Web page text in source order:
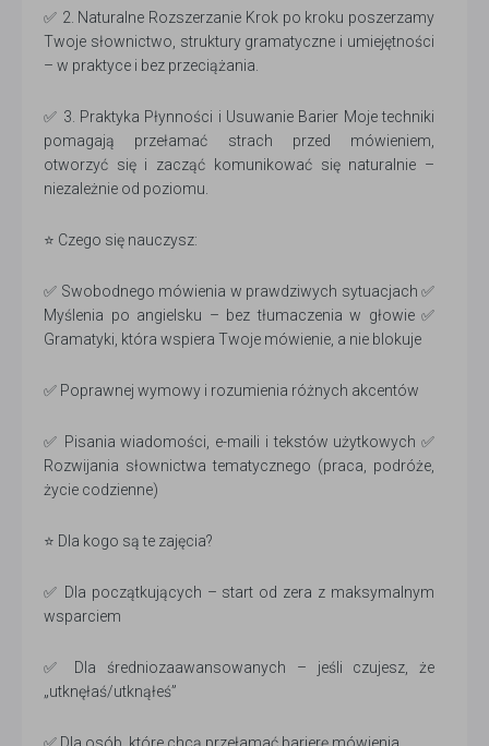
✅ 2. Naturalne Rozszerzanie Krok po kroku poszerzamy
Twoje słownictwo, struktury gramatyczne i umiejętności
– w praktyce i bez przeciążania.
✅ 3. Praktyka Płynności i Usuwanie Barier Moje techniki
pomagają przełamać strach przed mówieniem,
otworzyć się i zacząć komunikować się naturalnie –
niezależnie od poziomu.
⭐ Czego się nauczysz:
✅ Swobodnego mówienia w prawdziwych sytuacjach ✅
Myślenia po angielsku – bez tłumaczenia w głowie ✅
Gramatyki, która wspiera Twoje mówienie, a nie blokuje
✅ Poprawnej wymowy i rozumienia różnych akcentów
✅ Pisania wiadomości, e-maili i tekstów użytkowych ✅
Rozwijania słownictwa tematycznego (praca, podróże,
życie codzienne)
⭐ Dla kogo są te zajęcia?
✅ Dla początkujących – start od zera z maksymalnym
wsparciem
✅ Dla średniozaawansowanych – jeśli czujesz, że
„utknęłaś/utknąłeś”